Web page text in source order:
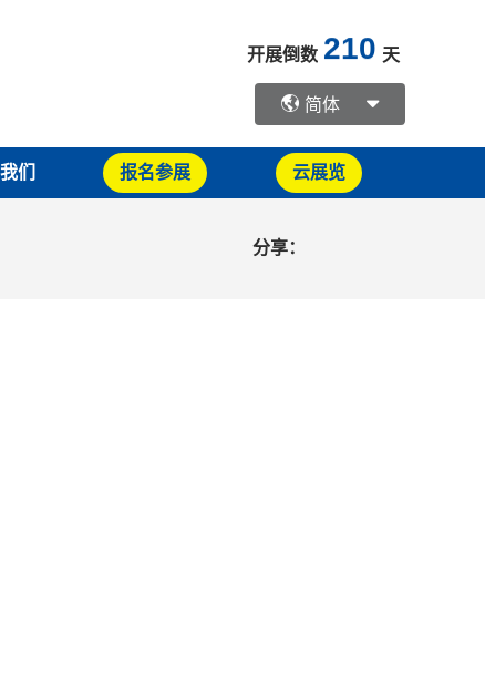
开展倒数 210 天
简体
们 报名参展 云展览
分享：